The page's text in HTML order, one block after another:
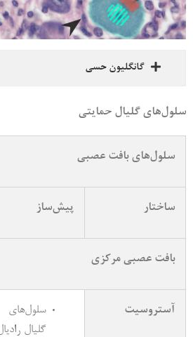
گانگلیون حسی
سلول‌های گلیال حمایتی
سلول‌های بافت عصبی
ساختار پیش‌ساز
بافت عصبی مرکزی
آستروسیت
سلول‌های
گلیال